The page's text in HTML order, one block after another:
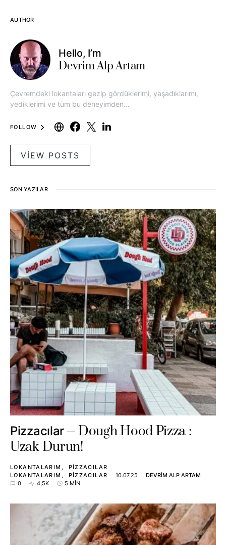
AUTHOR
Hello, I’m
Devrim Alp Artam
Çevremdeki lokantaları gezip gördüklerimi, yaşadıklarımı,
yediklerimi ve tüm bu deneyimden…
FOLLOW
VIEW POSTS
SON YAZILAR
Pizzacılar
Dough Hood Pizza :
Uzak Durun!
LOKANTALARIM
PIZZACILAR
LOKANTALARIM
PIZZACILAR 10.07.25
DEVRIM ALP ARTAM
0
4,5K 5 MIN